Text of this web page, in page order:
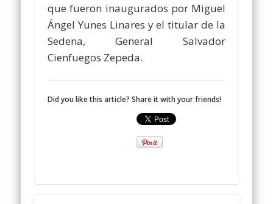
que fueron inaugurados por Miguel
Ángel Yunes Linares y el titular de la
Sedena, General Salvador
Cienfuegos Zepeda.
Did you like this article? Share it with your friends!